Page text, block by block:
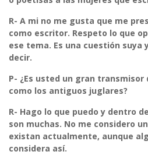
R- A mi no me gusta que me
como escritor. Respeto lo que
ese tema. Es una cuestión suya
decir.
P- ¿Es usted un gran
como los antiguos juglares?
R- Hago lo que puedo y dentro
son muchas. No me considero
existan actualmente, aunque
considera así.